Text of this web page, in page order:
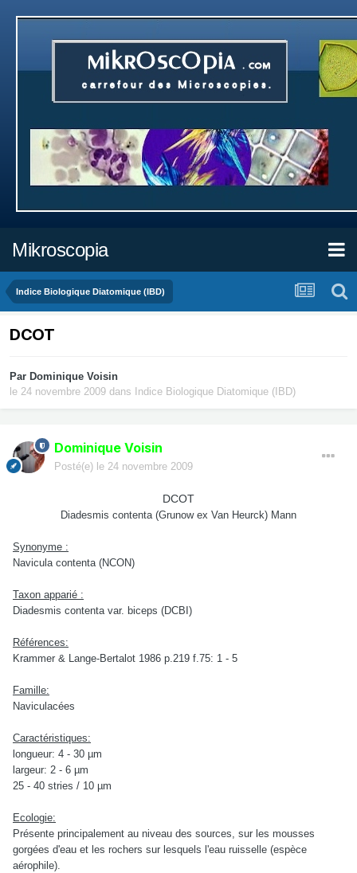
Mikroscopia
Indice Biologique Diatomique (IBD)
DCOT
Par Dominique Voisin
le 24 novembre 2009 dans Indice Biologique Diatomique (IBD)
Dominique Voisin
Posté(e) le 24 novembre 2009
DCOT
Diadesmis contenta (Grunow ex Van Heurck) Mann
Synonyme :
Navicula contenta (NCON)
Taxon apparié :
Diadesmis contenta var. biceps (DCBI)
Références:
Krammer & Lange-Bertalot 1986 p.219 f.75: 1 - 5
Famille:
Naviculacées
Caractéristiques:
longueur: 4 - 30 µm
largeur: 2 - 6 µm
25 - 40 stries / 10 µm
Ecologie:
Présente principalement au niveau des sources, sur les mousses
gorgées d'eau et les rochers sur lesquels l'eau ruisselle (espèce
aérophile).